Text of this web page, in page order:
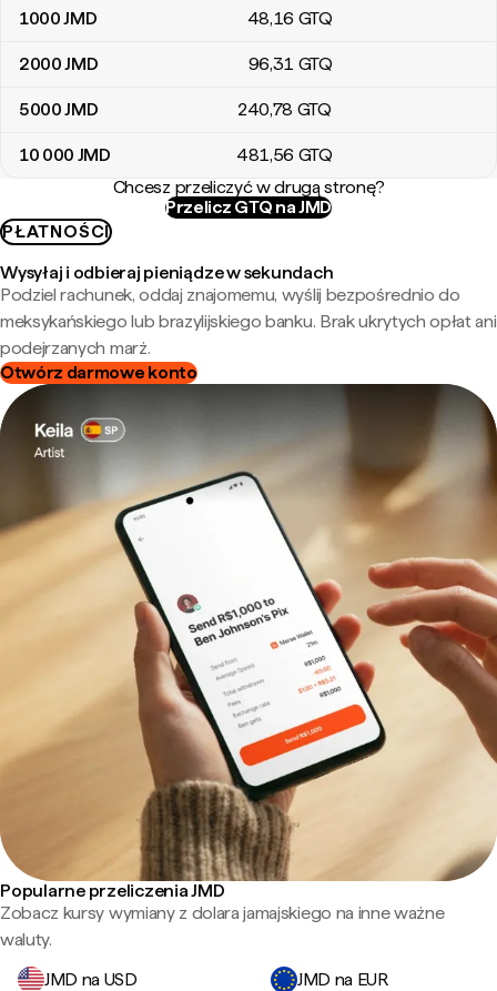
1000JMD 48,16 GTQ
2000JMD 96,31 GTQ
5000JMD 240,78 GTQ
10 000 JMD 481,56 GTQ
Chcesz przeliczyć w drugą stronę?
Przelicz GTQ na JMD
PŁATNOŚCI
Wysyłaj i odbieraj pieniądze w sekundach
Podziel rachunek, oddaj znajomemu, wyślij bezpośrednio do
meksykańskiego lub brazylijskiego banku. Brak ukrytych opłat ani
podejrzanych marż.
Otwórz darmowe konto
Popularne przeliczenia JMD
Zobacz kursy wymiany z dolara jamajskiego na inne ważne
waluty.
JMD na USD
JMD na EUR